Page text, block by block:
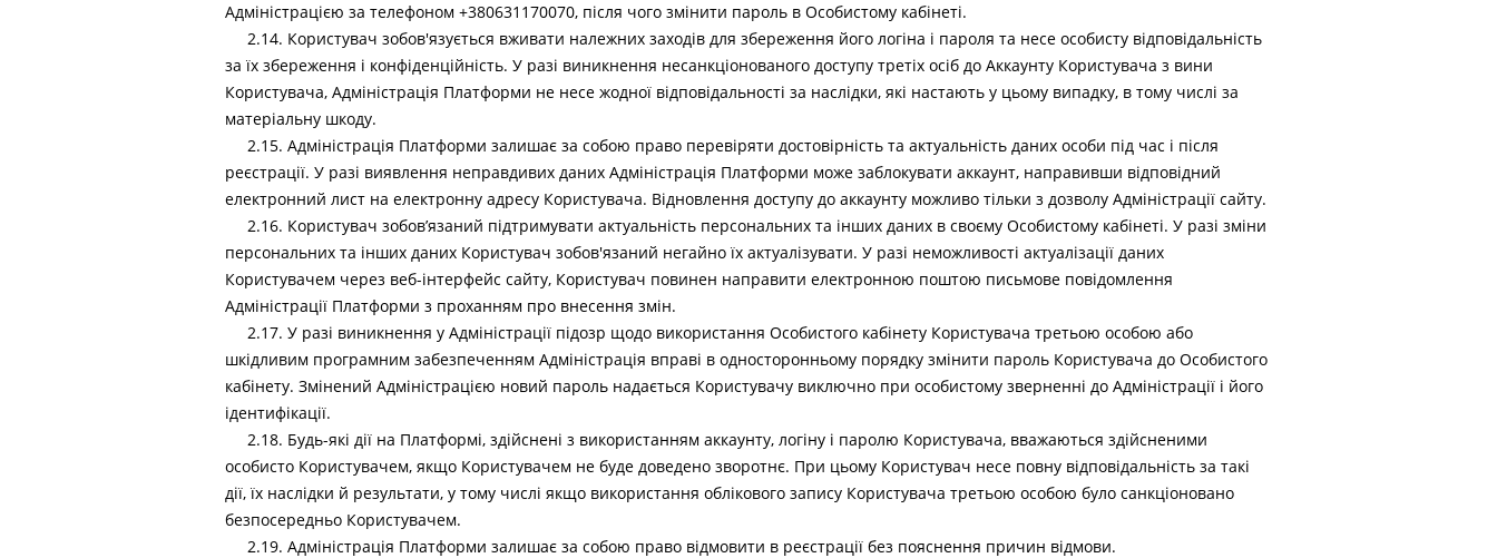
Адміністрацією за телефоном +380631170070, після чого змінити пароль в Особистому кабінеті.
2.14. Користувач зобов'язується вживати належних заходів для збереження його логіна і пароля та несе особисту відповідальність
за їх збереження і конфіденційність. У разі виникнення несанкціонованого доступу третіх осіб до Аккаунту Користувача з вини
Користувача, Адміністрація Платформи не несе жодної відповідальності за наслідки, які настають у цьому випадку, в тому числі за
матеріальну шкоду.
2.15. Адміністрація Платформи залишає за собою право перевіряти достовірність та актуальність даних особи під час і після
реєстрації. У разі виявлення неправдивих даних Адміністрація Платформи може заблокувати аккаунт, направивши відповідний
електронний лист на електронну адресу Користувача. Відновлення доступу до аккаунту можливо тільки з дозволу Адміністрації сайту.
2.16. Користувач зобов’язаний підтримувати актуальність персональних та інших даних в своєму Особистому кабінеті. У разі зміни
персональних та інших даних Користувач зобов'язаний негайно їх актуалізувати. У разі неможливості актуалізації даних
Користувачем через веб-інтерфейс сайту, Користувач повинен направити електронною поштою письмове повідомлення
Адміністрації Платформи з проханням про внесення змін.
2.17. У разі виникнення у Адміністрації підозр щодо використання Особистого кабінету Користувача третьою особою або
шкідливим програмним забезпеченням Адміністрація вправі в односторонньому порядку змінити пароль Користувача до Особистого
кабінету. Змінений Адміністрацією новий пароль надається Користувачу виключно при особистому зверненні до Адміністрації і його
ідентифікації.
2.18. Будь-які дії на Платформі, здійснені з використанням аккаунту, логіну і паролю Користувача, вважаються здійсненими
особисто Користувачем, якщо Користувачем не буде доведено зворотнє. При цьому Користувач несе повну відповідальність за такі
дії, їх наслідки й результати, у тому числі якщо використання облікового запису Користувача третьою особою було санкціоновано
безпосередньо Користувачем.
2.19. Адміністрація Платформи залишає за собою право відмовити в реєстрації без пояснення причин відмови.